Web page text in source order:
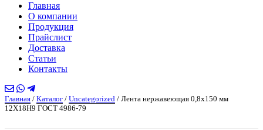
Главная
О компании
Продукция
Прайслист
Доставка
Статьи
Контакты
Главная / Каталог / Uncategorized / Лента нержавеющая 0,8х150 мм
12Х18Н9 ГОСТ 4986-79